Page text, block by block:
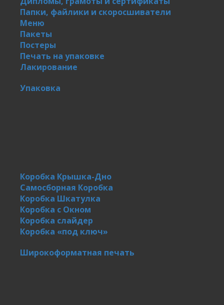
Папки, файлики и скоросшиватели
Меню
Пакеты
Постеры
Печать на упаковке
Лакирование
Упаковка
Коробка Крышка-Дно
Самосборная Коробка
Коробка Шкатулка
Коробка с Окном
Коробка слайдер
Коробка «под ключ»
Широкоформатная печать